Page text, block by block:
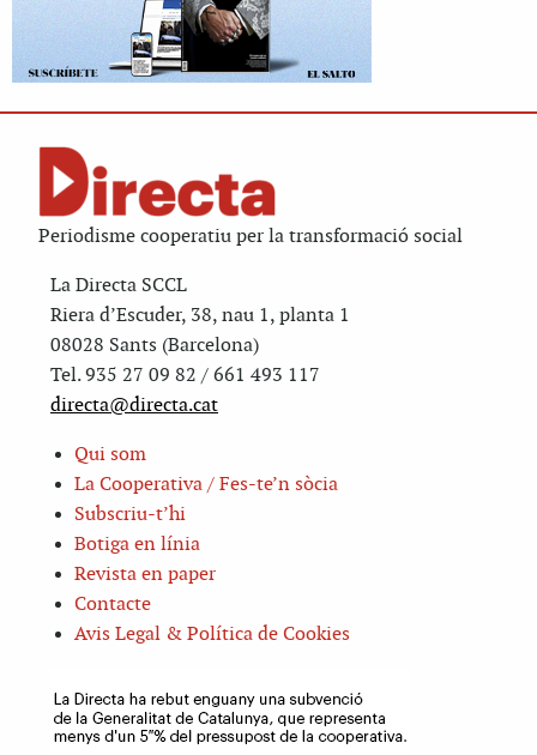
Periodisme cooperatiu per la transformació social
La Directa SCCL
Riera d’Escuder, 38, nau 1, planta 1
08028 Sants (Barcelona)
Tel. 935 27 09 82 / 661 493 117
directa@directa.cat
Qui som
La Cooperativa / Fes-te’n sòcia
Subscriu-t’hi
Botiga en línia
Revista en paper
Contacte
Avis Legal & Política de Cookies